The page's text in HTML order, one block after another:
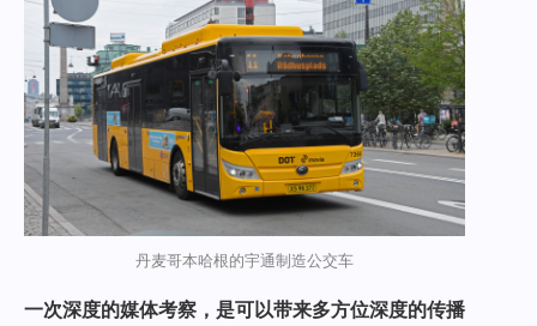
丹麦哥本哈根的宇通制造公交车
一次深度的媒体考察，是可以带来多方位深度的传播